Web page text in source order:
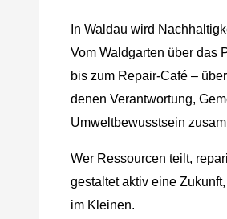
In Waldau wird
Vom Waldgarten über das
bis zum Repair-Café –
denen Verantwortung,
Umweltbewusstsein
Wer Ressourcen teilt,
gestaltet aktiv eine
im Kleinen.